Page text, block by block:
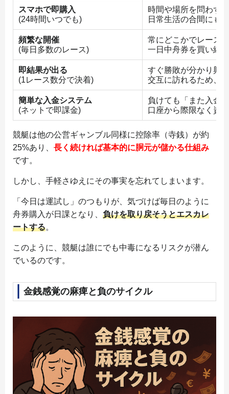
スマホで即購入
(24時間いつでも)
時間や場所を問わず
日常生活の合間にも
頻繁な開催
(毎日多数のレース)
常にどこかでレース
一日中舟券を買い続
即結果が出る
(1レース数分で決着)
すぐ勝敗が分かり興
交互に訪れるため、
簡単な入金システム
(ネットで即課金)
負けても「また入金
口座から際限なく資
競艇は他の公営ギャンブル同様に控除率（寺銭）が約
25%あり、 長く続ければ基本的に胴元が儲かる仕組み
です。
しかし、手軽さゆえにその事実を忘れてしまいます。
「今日は運試し」のつもりが、気づけば毎日のように
舟券購入が日課となり、 負けを取り戻そうとエスカレ
ートする。
このように、競艇は誰にでも中毒になるリスクが潜ん
でいるのです。
金銭感覚の麻痺と負のサイクル